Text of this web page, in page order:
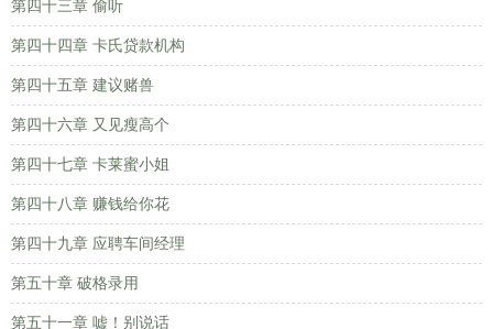
第四十三章 偷听
第四十四章 卡氏贷款机构
第四十五章 建议赌兽
第四十六章 又见瘦高个
第四十七章 卡莱蜜小姐
第四十八章 赚钱给你花
第四十九章 应聘车间经理
第五十章 破格录用
第五十一章 嘘！别说话